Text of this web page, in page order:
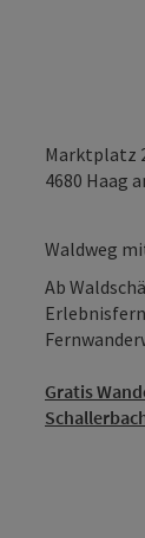
Marktplatz
4680 Haag
Waldweg
Ab
Gratis